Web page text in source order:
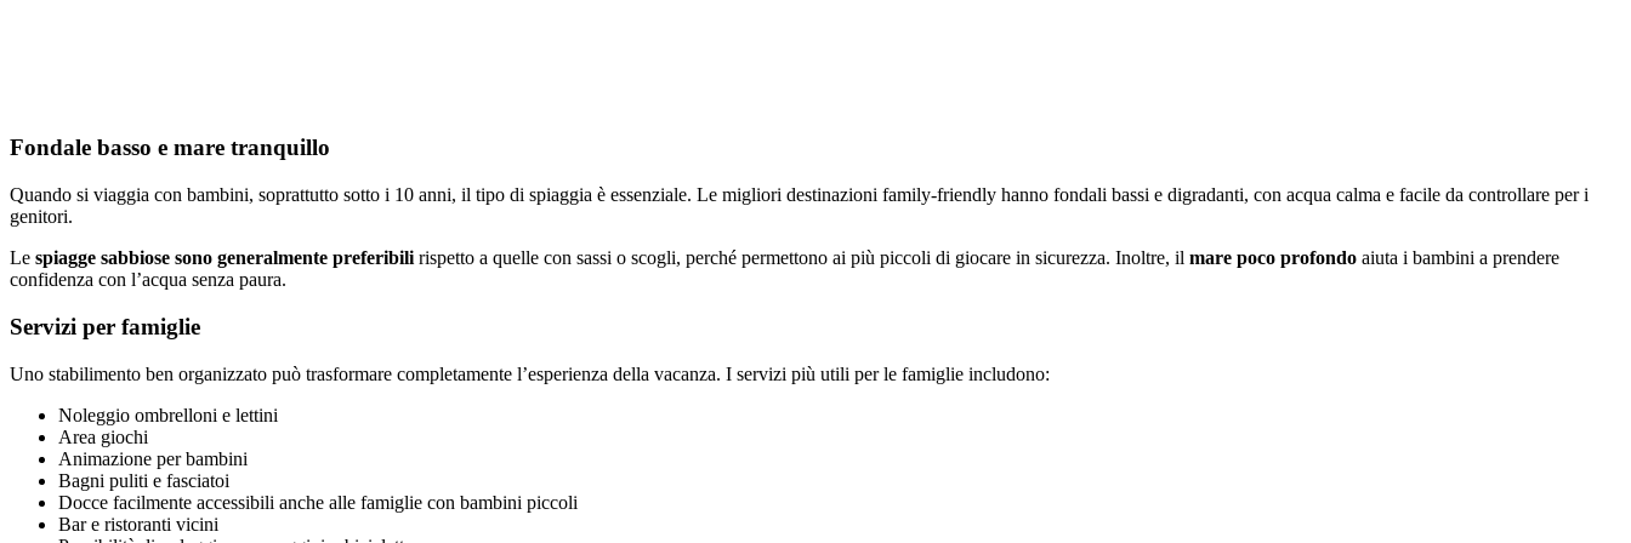
Fondale basso e mare tranquillo
Quando si viaggia con bambini, soprattutto sotto i 10 anni, il tipo di spiaggia è essenziale. Le migliori destinazioni family-friendly hanno fondali bassi e digradanti, con acqua calma e facile da controllare per i
genitori.
Le spiagge sabbiose sono generalmente preferibili rispetto a quelle con sassi o scogli, perché permettono ai più piccoli di giocare in sicurezza. Inoltre, il mare poco profondo aiuta i bambini a prendere
confidenza con l’acqua senza paura.
Servizi per famiglie
Uno stabilimento ben organizzato può trasformare completamente l’esperienza della vacanza. I servizi più utili per le famiglie includono:
Noleggio ombrelloni e lettini
Area giochi
Animazione per bambini
Bagni puliti e fasciatoi
Docce facilmente accessibili anche alle famiglie con bambini piccoli
Bar e ristoranti vicini